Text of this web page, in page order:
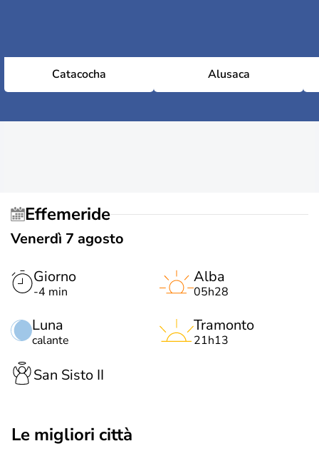
Catacocha Alusaca
Effemeride
Venerdì 7 agosto
Giorno
-4 min
Luna
calante
Alba
05h28
Tramonto
21h13
San Sisto II
Le migliori città